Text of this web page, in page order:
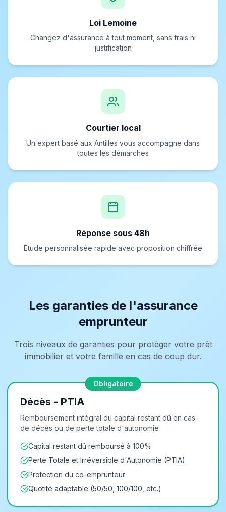
Loi Lemoine
Changez d'assurance à tout moment, sans frais ni
justification
Courtier local
Un expert basé aux Antilles vous accompagne dans
toutes les démarches
Réponse sous 48h
Étude personnalisée rapide avec proposition chiffrée
Les garanties de l'assurance
emprunteur
Trois niveaux de garanties pour protéger votre prêt
immobilier et votre famille en cas de coup dur.
Obligatoire
Décès - PTIA
Remboursement intégral du capital restant dû en cas
de décès ou de perte totale d'autonomie
Capital restant dû remboursé à 100%
Perte Totale et Irréversible d'Autonomie (PTIA)
Protection du co-emprunteur
Quotité adaptable (50/50, 100/100, etc.)